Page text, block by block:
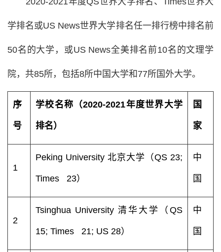
学排名或US News世界大学排名任一排行榜中排名前
50名的大学，或US News全美排名前10名的文理学
院，共85所，包括8所中国大学和77所国外大学。
序
号
学校名称（2020-2021年度世界大学
排名）
国
家
1
Peking University 北京大学（QS 23;
Times 23）
中
国
2
Tsinghua University 清华大学（QS
15; Times 21; US 28）
中
国